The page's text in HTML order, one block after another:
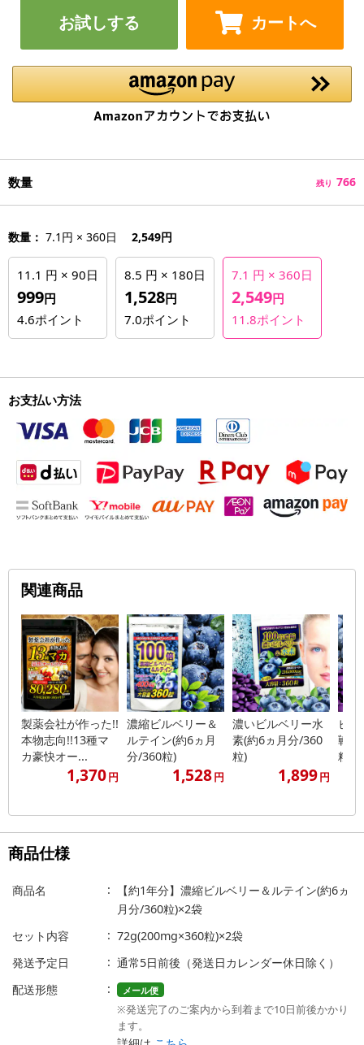
お試しする カートへ
数量 残り 766
数量： 7.1円 × 360日 2,549円
11.1 円 × 90日
999円
4.6ポイント
8.5 円 × 180日
1,528円
7.0ポイント
7.1 円 × 360日
2,549円
11.8ポイント
お支払い方法
関連商品
製薬会社が作った!!
本物志向!!13種マ
カ豪快オー...
1,370円
濃縮ビルベリー＆
ルテイン(約6ヵ月
分/360粒)
1,528円
濃いビルベリー水
素(約6ヵ月分/360
粒)
1,899円
ビ
戦(
粒)
商品仕様
商品名
【約1年分】濃縮ビルベリー＆ルテイン(約6ヵ
月分/360粒)×2袋
セット内容
72g(200mg×360粒)×2袋
発送予定日
通常5日前後（発送日カレンダー休日除く）
配送形態
メール便
※発送完了のご案内から到着まで10日前後かかり
ます。